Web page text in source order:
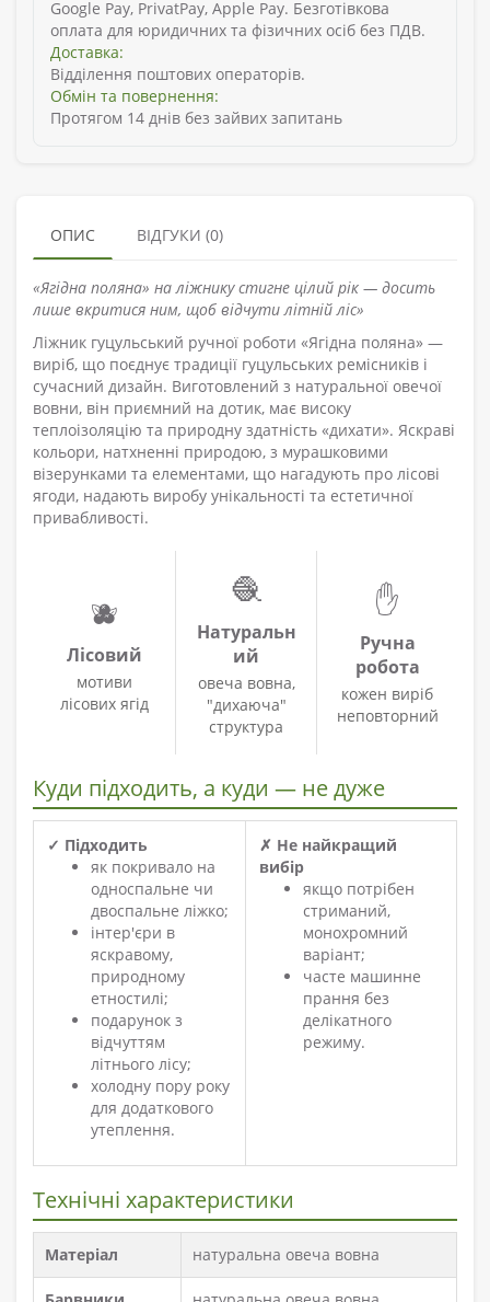
Google Pay, PrivatPay, Apple Pay. Безготівкова
оплата для юридичних та фізичних осіб без ПДВ.
Доставка:
Відділення поштових операторів.
Обмін та повернення:
Протягом 14 днів без зайвих запитань
ОПИС ВІДГУКИ (0)
«Ягідна поляна» на ліжнику стигне цілий рік — досить
лише вкритися ним, щоб відчути літній ліс»
Ліжник гуцульський ручної роботи «Ягідна поляна» —
виріб, що поєднує традиції гуцульських ремісників і
сучасний дизайн. Виготовлений з натуральної овечої
вовни, він приємний на дотик, має високу
теплоізоляцію та природну здатність «дихати». Яскраві
кольори, натхненні природою, з мурашковими
візерунками та елементами, що нагадують про лісові
ягоди, надають виробу унікальності та естетичної
привабливості.
🫐
Лісовий
мотиви
лісових ягід
🧶
Натуральн
ий
овеча вовна,
"дихаюча"
структура
✋
Ручна
робота
кожен виріб
неповторний
Куди підходить, а куди — не дуже
✓ Підходить
як покривало на
односпальне чи
двоспальне ліжко;
інтер'єри в
яскравому,
природному
етностилі;
подарунок з
відчуттям
літнього лісу;
холодну пору року
для додаткового
утеплення.
✗ Не найкращий
вибір
якщо потрібен
стриманий,
монохромний
варіант;
часте машинне
прання без
делікатного
режиму.
Технічні характеристики
Матеріал натуральна овеча вовна